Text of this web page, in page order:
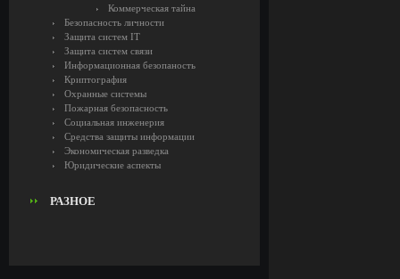
Коммерческая тайна
Безопасность личности
Защита систем IT
Защита систем связи
Информационная безопаность
Криптография
Охранные системы
Пожарная безопасность
Социальная инженерия
Средства защиты информации
Экономическая разведка
Юридические аспекты
РАЗНОЕ